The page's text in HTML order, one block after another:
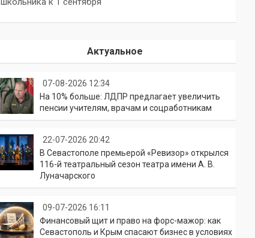
Актуальное
07-08-2026 12:34
На 10% больше: ЛДПР предлагает увеличить
пенсии учителям, врачам и соцработникам
22-07-2026 20:42
В Севастополе премьерой «Ревизор» открылся
116-й театральный сезон театра имени А. В.
Луначарского
09-07-2026 16:11
Финансовый щит и право на форс-мажор: как
Севастополь и Крым спасают бизнес в условиях